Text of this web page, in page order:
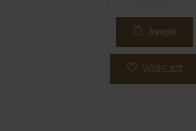
Αγορά
WISHLIST